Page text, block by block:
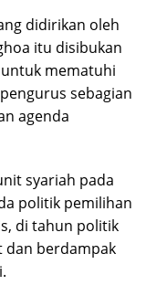
didirikan oleh
itu disibukan
mematuhi
sebagian
agenda
syariah pada
politik pemilihan
di tahun politik
dan berdampak